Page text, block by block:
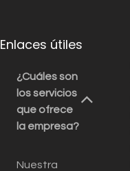
Enlaces útiles
¿Cuáles son
los servicios
que ofrece
la empresa?
Nuestra